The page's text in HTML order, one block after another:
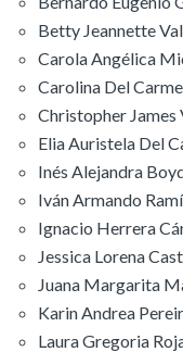
Betty Jeannette
Carola Angélica
Carolina Del
Christopher James
Elia Auristela Del
Inés Alejandra
Iván Armando
Ignacio Herrera
Jessica Lorena
Juana Margarita
Karin Andrea
Laura Gregoria